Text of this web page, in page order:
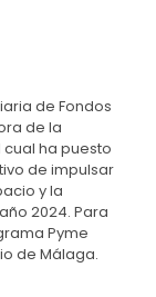
de Fondos
de la
cual ha puesto
de impulsar
y la
2024. Para
Pyme
de Málaga.